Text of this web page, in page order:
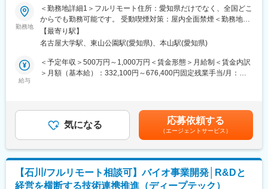
どこからでも勤務可能です。実際に隔月出社のペースで働いてい
る社員もいます。
※入社後1か月は社員を知る目的で出社を頂きます。
■当社について
名古屋大学・宇治原研究室の先端研究を基盤に生まれたスタート
アップ企業です。
わずかな実データからデジタルツインを作り、仮想実験で最適条
件を瞬時に導きます。
結果、開発期間は短縮、さらに高品質な製品開発につなげること
■差別化ポイント
仲間はAIエンジニアや大手企業出身者など多彩なメンバーで、資
■業務内容
・製造業のクライアントからいただく現場の各種データを用い
て、シミュレーション解析業務をご担当頂きます。
・シミュレーションを有効活用し、試作や製造工程を短縮し歩留
まり向上に貢献頂きます。
・オープンソースCAEのソルバー開発
・CAEや物理ドメインに関するリサーチ
■業務の魅力
・CAE解析にAIを組み合わせたソリューションの経験を積むこと
が可能です。
・クライアントの製造現場のエンジニアの方々とのコミュニケー
勤務地
＜勤務地詳細1＞フルリモート住所：愛知県だけでなく、全国どこ
からでも勤務可能です。 受動喫煙対策：屋内全面禁煙＜勤務地詳
細2＞本社住所：愛知県名古屋市千種区不老町1 名古屋大学 TOIC
受動喫煙対策：屋内全面禁煙
【最寄り駅】
名古屋大学駅、東山公園駅(愛知県)、本山駅(愛知県)
給与
＜予定年収＞500万円～1,000万円＜賃金形態＞月給制＜賃金内訳
＞月額（基本給）：332,100円～676,400円固定残業手当/月：
給与改定：年2回（1月、7月）■賞与：年2回（3月、9月）賃金は
あくまでも目安の金額であり、選考を通じて上下する可能性があ
ります。月給(月額)は固定手当を含めた表記です。
気になる 応募依頼する
（エージェントサービス）
【石川/フルリモート相談可】バイオ事業開発│R&Dと
経営を横断する技術連携推進（ディープテック）